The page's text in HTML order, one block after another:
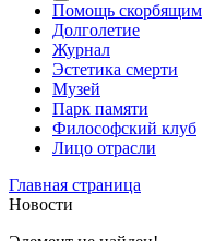
Помощь скорбящим
Долголетие
Журнал
Эстетика смерти
Музей
Парк памяти
Философский клуб
Лицо отрасли
Главная страница
Новости